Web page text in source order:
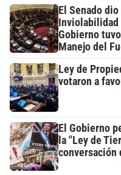
El Senado
Inviolabilidad
Gobierno
Manejo del
Ley de
votaron a
El Gobierno
la "Ley de
conversación